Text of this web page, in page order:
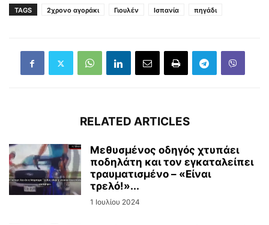
TAGS 2χρονο αγοράκι Γιουλέν Ισπανία πηγάδι
RELATED ARTICLES
Μεθυσμένος οδηγός χτυπάει
ποδηλάτη και τον εγκαταλείπει
τραυματισμένο – «Είναι
τρελό!»...
1 Ιουλίου 2024